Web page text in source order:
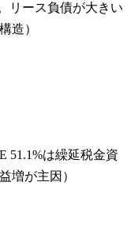
リース負債が大きい
造）
51.1%は繰延税金資
増が主因）